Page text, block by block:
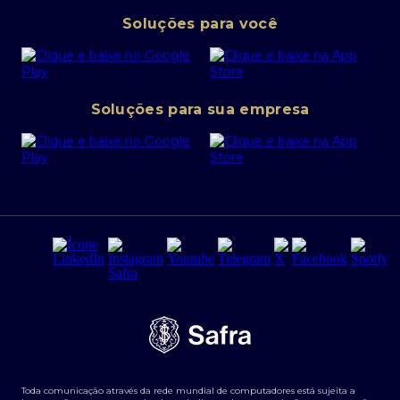
Canal de denúncias
Política de Segurança Cibernética
Portal da Privacidade
PRSAC
Regras e Parâmetros de Atuação Banco Safra
Segurança da Informação
Tarifas e serviços Pessoa Física
Transparência de remuneração
Abra sua conta PJ
SafraPay
Cartão Safra Empresas
Empréstimo e financiamentos PJ
Derivativos
Agronegócios
Soluções para você
Soluções para sua empresa
Toda comunicação através da rede mundial de computadores está sujeita a